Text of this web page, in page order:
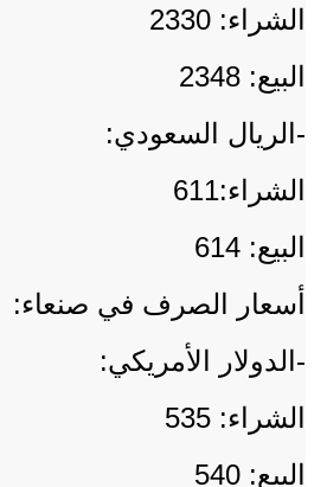
الشراء: 2330
البيع: 2348
-الريال السعودي:
الشراء:611
البيع: 614
أسعار الصرف في صنعاء:
-الدولار الأمريكي:
الشراء: 535
البيع: 540